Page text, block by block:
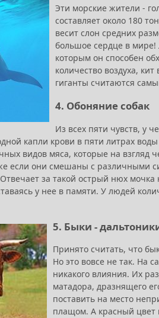
Эти морские жители -
составляет около 180
весит слон средних
большое сердце в мире!
которым он способен
количество воздуха,
гиганты считаются
4. Обоняние собак
Из всех пяти чувств, у
капли крови в пяти литрах
видов мяса, которые на
если они смешаны с различными
за такой острый нюх
у нее в памяти. У людей
5. Быки -
Принято считать, что
Но это вовсе не так. На
никакого влияния. Их
матадора, дразнящего
поставить на место
плащом. А красный цвет